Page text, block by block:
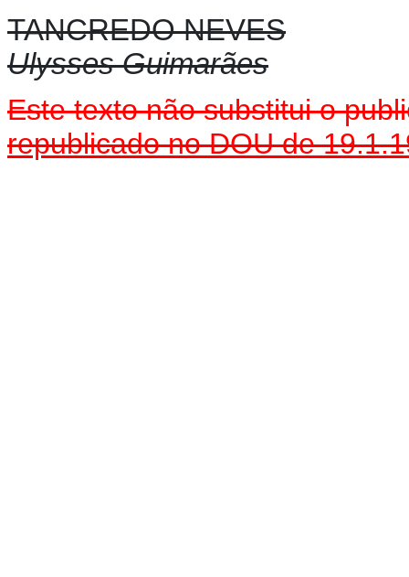
TANCREDO NEVES
Ulysses Guimarães
Este texto não substitui o
republicado no DOU de